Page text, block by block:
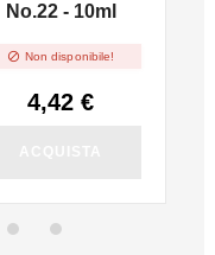
No.22 - 10ml
 Non disponibile!
4,42 €